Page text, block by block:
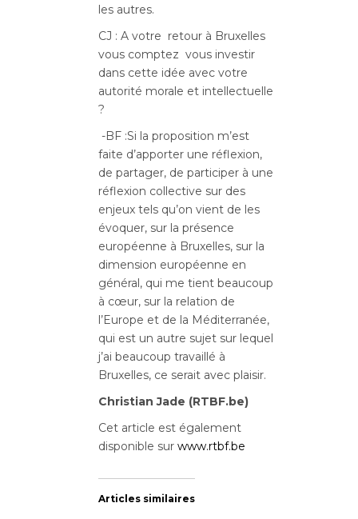
les autres.
CJ : A votre retour à Bruxelles
vous comptez vous investir
dans cette idée avec votre
autorité morale et intellectuelle
?
-BF :Si la proposition m’est
faite d’apporter une réflexion,
de partager, de participer à une
réflexion collective sur des
enjeux tels qu’on vient de les
évoquer, sur la présence
européenne à Bruxelles, sur la
dimension européenne en
général, qui me tient beaucoup
à cœur, sur la relation de
l’Europe et de la Méditerranée,
qui est un autre sujet sur lequel
j’ai beaucoup travaillé à
Bruxelles, ce serait avec plaisir.
Christian Jade (RTBF.be)
Cet article est également
disponible sur www.rtbf.be
Articles similaires